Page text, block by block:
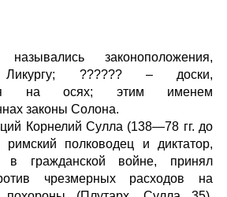
законоположения,
Ликургу; ?????? – доски,
на осях; этим именем
законы Солона.
Корнелий Сулла (138—78 гг. до
полководец и диктатор,
в гражданской войне, принял
чрезмерных расходов на